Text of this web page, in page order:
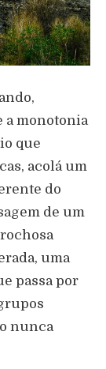
monotonia
que
acolá um
do
de um
uma
passa por
nunca